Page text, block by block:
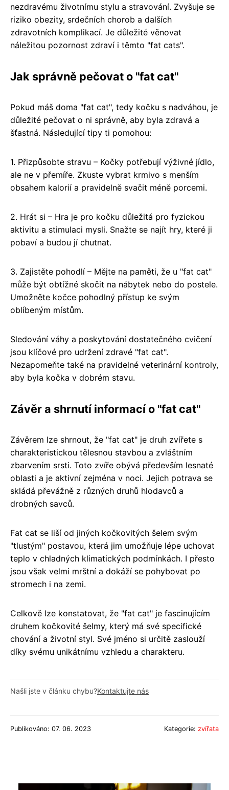
nezdravému životnímu stylu a stravování. Zvyšuje se
riziko obezity, srdečních chorob a dalších
zdravotních komplikací. Je důležité věnovat
náležitou pozornost zdraví i těmto "fat cats".
Jak správně pečovat o "fat cat"
Pokud máš doma "fat cat", tedy kočku s nadváhou, je
důležité pečovat o ni správně, aby byla zdravá a
šťastná. Následující tipy ti pomohou:
1. Přizpůsobte stravu – Kočky potřebují výživné jídlo,
ale ne v přemíře. Zkuste vybrat krmivo s menším
obsahem kalorií a pravidelně svačit méně porcemi.
2. Hrát si – Hra je pro kočku důležitá pro fyzickou
aktivitu a stimulaci mysli. Snažte se najít hry, které ji
pobaví a budou jí chutnat.
3. Zajistěte pohodlí – Mějte na paměti, že u "fat cat"
může být obtížné skočit na nábytek nebo do postele.
Umožněte kočce pohodlný přístup ke svým
oblíbeným místům.
Sledování váhy a poskytování dostatečného cvičení
jsou klíčové pro udržení zdravé "fat cat".
Nezapomeňte také na pravidelné veterinární kontroly,
aby byla kočka v dobrém stavu.
Závěr a shrnutí informací o "fat cat"
Závěrem lze shrnout, že "fat cat" je druh zvířete s
charakteristickou tělesnou stavbou a zvláštním
zbarvením srsti. Toto zvíře obývá především lesnaté
oblasti a je aktivní zejména v noci. Jejich potrava se
skládá převážně z různých druhů hlodavců a
drobných savců.
Fat cat se liší od jiných kočkovitých šelem svým
"tlustým" postavou, která jim umožňuje lépe uchovat
teplo v chladných klimatických podmínkách. I přesto
jsou však velmi mrštní a dokáží se pohybovat po
stromech i na zemi.
Celkově lze konstatovat, že "fat cat" je fascinujícím
druhem kočkovité šelmy, který má své specifické
chování a životní styl. Své jméno si určitě zaslouží
díky svému unikátnímu vzhledu a charakteru.
Našli jste v článku chybu?Kontaktujte nás
Publikováno: 07. 06. 2023 Kategorie: zvířata